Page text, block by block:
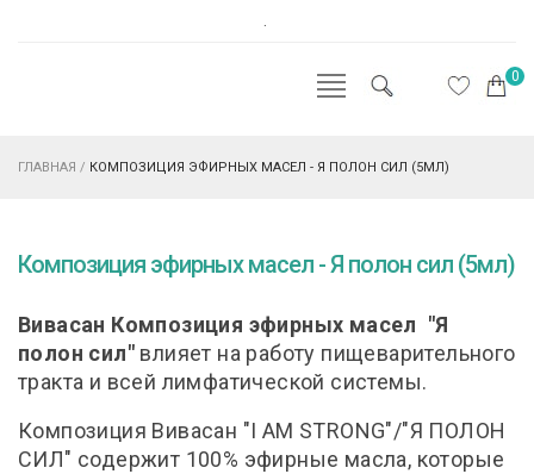
.
0
ГЛАВНАЯ / КОМПОЗИЦИЯ ЭФИРНЫХ МАСЕЛ - Я ПОЛОН СИЛ (5МЛ)
Композиция эфирных масел - Я полон сил (5мл)
Вивасан Композиция эфирных масел "Я
полон сил" влияет на работу пищеварительного
тракта и всей лимфатической системы.
Композиция Вивасан "I AM STRONG"/"Я ПОЛОН
СИЛ" содержит 100% эфирные масла, которые